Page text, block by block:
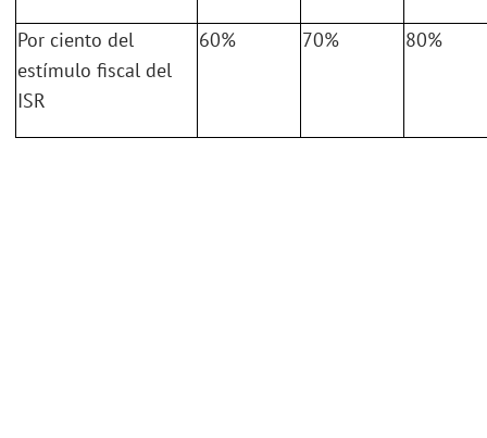
Por ciento del
estímulo fiscal del
ISR
60% 70% 80%